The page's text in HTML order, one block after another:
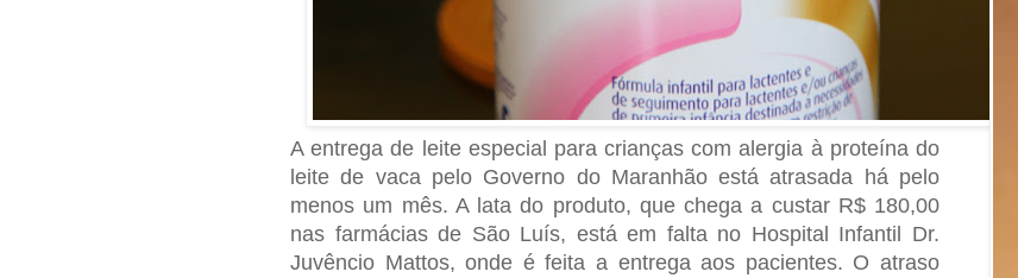
A entrega de leite especial para crianças com alergia à proteína do
leite de vaca pelo Governo do Maranhão está atrasada há pelo
menos um mês. A lata do produ­to, que chega a custar R$ 180,00
nas farmácias de São Luís, está em falta no Hospital Infantil Dr.
Juvêncio Mattos, onde é feita a entrega aos pacientes. O atraso